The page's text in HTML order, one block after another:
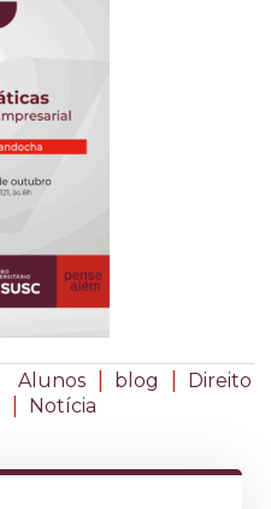
Alunos | blog | Direito
| Notícia